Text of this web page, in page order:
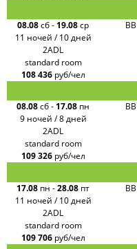
08.08сб- 19.08ср
11 ночей / 10 дней
BB
2ADL
standard room
108 436 руб/чел
08.08сб- 17.08 пн
9 ночей / 8 дней
BB
2ADL
standard room
109 326 руб/чел
17.08 пн -28.08 пт
11 ночей / 10 дней
BB
2ADL
standard room
109 706 руб/чел